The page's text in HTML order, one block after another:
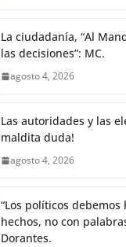
La ciudadanía, “Al
las decisiones”: MC.
agosto 4, 2026
Las autoridades y las
maldita duda!
agosto 4, 2026
“Los políticos debemos
hechos, no con
Dorantes.